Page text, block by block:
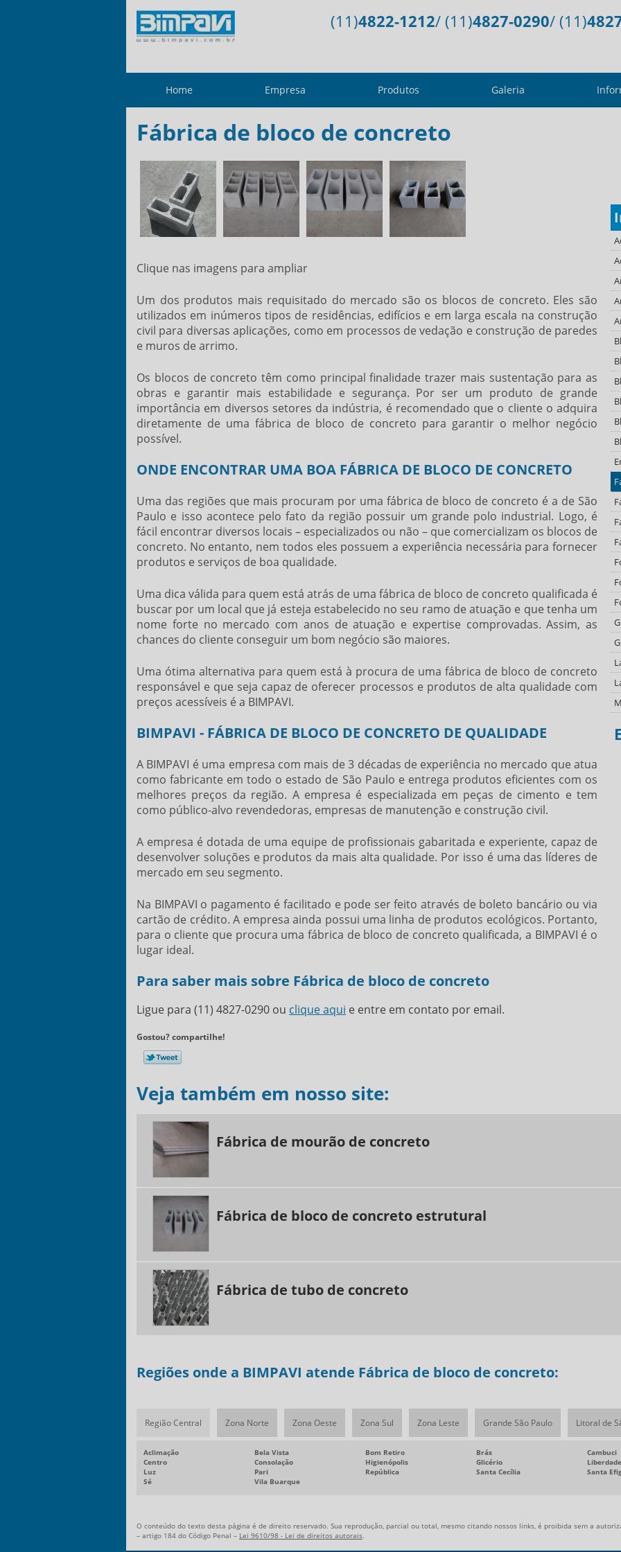
(11)4822-1212/ (11)4827-0290/ (11)
Home Empresa Produtos Galeria
Fábrica de bloco de concreto
Clique nas imagens para ampliar
Um dos produtos mais requisitado do mercado são os blocos de concreto. Eles são
utilizados em inúmeros tipos de residências, edifícios e em larga escala na construção
civil para diversas aplicações, como em processos de vedação e construção de paredes
e muros de arrimo.
Os blocos de concreto têm como principal finalidade trazer mais sustentação para as
obras e garantir mais estabilidade e segurança. Por ser um produto de grande
importância em diversos setores da indústria, é recomendado que o cliente o adquira
diretamente de umafábrica de bloco de concreto para garantir o melhor negócio
possível.
ONDE ENCONTRAR UMA BOA FÁBRICA DE BLOCO DE CONCRETO
Uma das regiões que mais procuram por uma fábrica de bloco de concreto é a de São
Paulo e isso acontece pelo fato da região possuir um grande polo industrial. Logo, é
fácil encontrar diversos locais – especializados ou não – que comercializam os blocos de
concreto. No entanto, nem todos eles possuem a experiência necessária para fornecer
produtos e serviços de boa qualidade.
Uma dica válida para quem está atrás de uma fábrica de bloco de concreto qualificada é
buscar por um local que já esteja estabelecido no seu ramo de atuação e que tenha um
nome forte no mercado com anos de atuação e expertise comprovadas. Assim, as
chances do cliente conseguir um bom negócio são maiores.
Uma ótima alternativa para quem está à procura de uma fábrica de bloco de concreto
responsável e que seja capaz de oferecer processos e produtos de alta qualidade com
preços acessíveis é a BIMPAVI.
BIMPAVI - FÁBRICA DE BLOCO DE CONCRETO DE QUALIDADE
A BIMPAVI é uma empresa com mais de 3 décadas de experiência no mercado que atua
como fabricante em todo o estado de São Paulo e entrega produtos eficientes com os
melhores preços da região. A empresa é especializada em peças de cimento e tem
como público-alvo revendedoras, empresas de manutenção e construção civil.
A empresa é dotada de uma equipe de profissionais gabaritada e experiente, capaz de
desenvolver soluções e produtos da mais alta qualidade. Por isso é uma das líderes de
mercado em seu segmento.
Na BIMPAVI o pagamento é facilitado e pode ser feito através de boleto bancário ou via
cartão de crédito. A empresa ainda possui uma linha de produtos ecológicos. Portanto,
para o cliente que procura uma fábrica de bloco de concreto qualificada, a BIMPAVI é o
lugar ideal.
Para saber mais sobre Fábrica de bloco de concreto
Ligue para (11) 4827-0290 ou clique aqui e entre em contato por email.
Gostou? compartilhe!
Veja também em nosso site:
Fábrica de mourão de concreto
Fábrica de bloco de concreto estrutural
Fábrica de tubo de concreto
Regiões onde a BIMPAVI atende Fábrica de bloco de concreto:
Região Central Zona Norte Zona Oeste Zona Sul Zona Leste Grande São Paulo Litoral de
Aclimação Bela Vista Bom Retiro Brás
Cambuci
Centro
Consolação Higienópolis Glicério
Liberdade
Luz
Pari República Santa Cecília
Santa
Sé
Vila Buarque
O conteúdo do texto desta página é de direito reservado. Sua reprodução, parcial ou total, mesmo citando nossos links, é proibida sem a
– artigo 184 do Código Penal – Lei 9610/98 - Lei de direitos autorais.